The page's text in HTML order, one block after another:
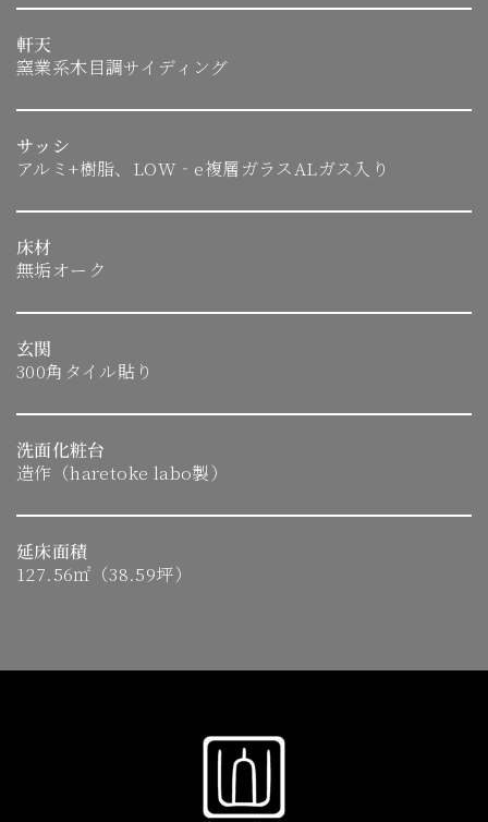
軒天
窯業系木目調サイディング
サッシ
アルミ+樹脂、LOW‐e複層ガラスALガス入り
床材
無垢オーク
玄関
300角タイル貼り
洗面化粧台
造作（haretoke labo製）
延床面積
127.56㎡（38.59坪）